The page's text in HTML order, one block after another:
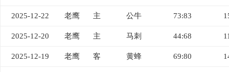
2025-12-22 老鹰 主 公牛 73:83
2025-12-20 老鹰 主 马刺 44:68
2025-12-19 老鹰 客 黄蜂 69:80